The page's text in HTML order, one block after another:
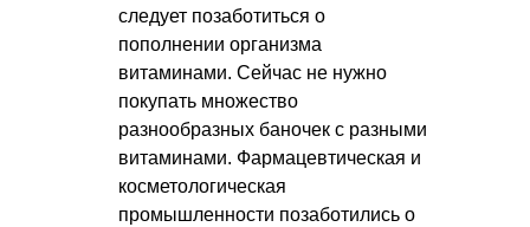
следует позаботиться о
пополнении организма
витаминами. Сейчас не нужно
покупать множество
разнообразных баночек с разными
витаминами. Фармацевтическая и
косметологическая
промышленности позаботились о